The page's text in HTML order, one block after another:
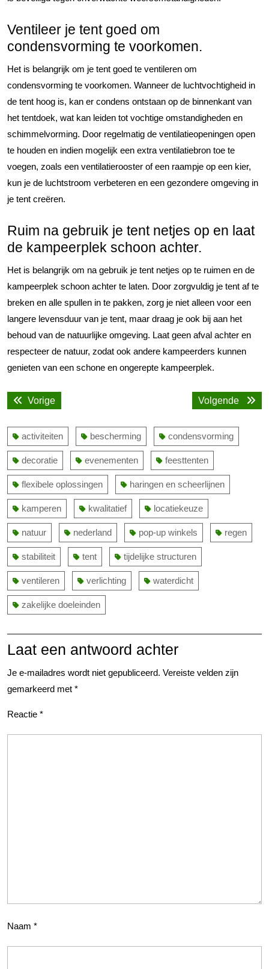
Ventileer je tent goed om
condensvorming te voorkomen.
Het is belangrijk om je tent goed te ventileren om
condensvorming te voorkomen. Wanneer de luchtvochtigheid in
de tent hoog is, kan er condens ontstaan op de binnenkant van
het tentdoek, wat kan leiden tot vochtige omstandigheden en
schimmelvorming. Door regelmatig de ventilatieopeningen open
te houden en indien mogelijk een extra ventilatiebron toe te
voegen, zoals een ventilatierooster of een raampje op een kier,
kun je de luchtstroom verbeteren en een gezondere omgeving in
je tent creëren.
Ruim na gebruik je tent netjes op en laat
de kampeerplek schoon achter.
Het is belangrijk om na gebruik je tent netjes op te ruimen en de
kampeerplek schoon achter te laten. Door zorgvuldig je tent af te
breken en alle spullen in te pakken, zorg je niet alleen voor een
langere levensduur van je tent, maar draag je ook bij aan het
behoud van de natuurlijke omgeving. Laat geen afval achter en
respecteer de natuur, zodat ook andere kampeerders kunnen
genieten van een schone en ongerepte kampeerplek.
Bericht
navigatie
VorigeVorige
Volgende
activiteiten bescherming condensvorming
decoratie evenementen feesttenten
flexibele oplossingen haringen en scheerlijnen
kamperen kwalitatief locatiekeuze
natuur nederland pop-up winkels regen
stabiliteit tent tijdelijke structuren
ventileren verlichting waterdicht
zakelijke doeleinden
Laat een antwoord achter
Je e-mailadres wordt niet gepubliceerd. Vereiste velden zijn
gemarkeerd met *
Reactie *
Naam *